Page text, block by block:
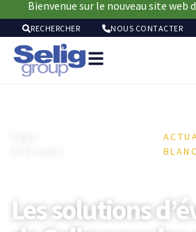
Bienvenue sur le nouveau site web
RECHERCHER NOUS CONTACTER
Les solutions